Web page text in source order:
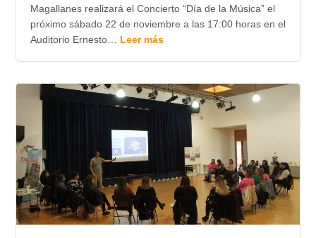
Magallanes realizará el Concierto “Día de la Música” el
próximo sábado 22 de noviembre a las 17:00 horas en el
Auditorio Ernesto… Leer más